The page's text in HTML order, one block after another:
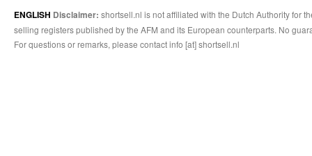
ENGLISH Disclaimer: shortsell.nl is not affiliated with the Dutch Authority for
selling registers published by the AFM and its European counterparts. No
For questions or remarks, please contact info [at] shortsell.nl